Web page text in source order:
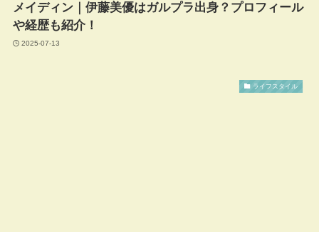
メイディン｜伊藤美優はガルプラ出身？プロフィール
や経歴も紹介！
2025-07-13
ライフスタイル